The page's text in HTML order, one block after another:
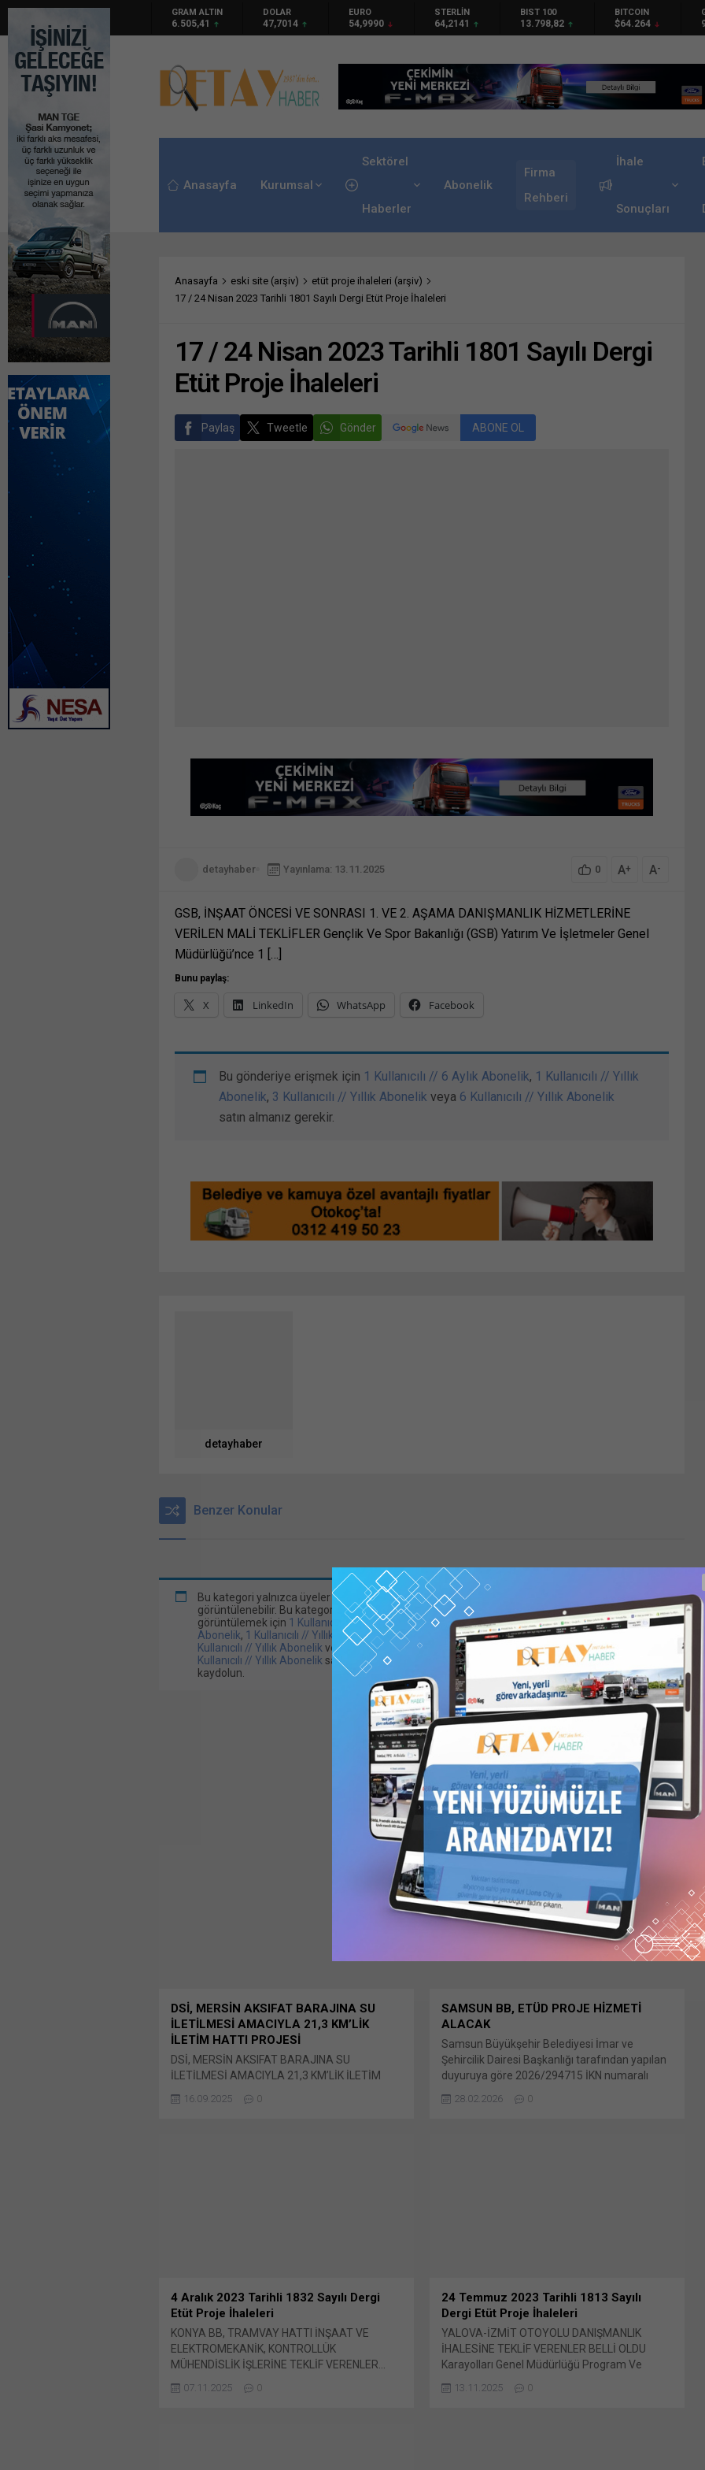
GRAM ALTIN
6.505,41
DOLAR
47,7014
EURO
54,9990
STERLİN
64,2141
BIST 100
13.798,82
BITCOIN
$64.264
Anasayfa Kurumsal
Sektörel
Haberler
Abonelik
Firma
Rehberi
İhale
Sonuçları
Anasayfa eski site (arşiv)
etüt proje ihaleleri (arşiv)
17 / 24 Nisan 2023 Tarihli 1801 Sayılı Dergi Etüt Proje İhaleleri
17 / 24 Nisan 2023 Tarihli 1801 Sayılı Dergi
Etüt Proje İhaleleri
Paylaş Tweetle Gönder ABONE OL
detayhaber Yayınlama: 13.11.2025 0 A+ A-
GSB, İNŞAAT ÖNCESİ VE SONRASI 1. VE 2. AŞAMA DANIŞMANLIK HİZMETLERİNE
VERİLEN MALİ TEKLİFLER Gençlik Ve Spor Bakanlığı (GSB) Yatırım Ve İşletmeler Genel
Müdürlüğü’nce 1 […]
Bunu paylaş:
X LinkedIn WhatsApp Facebook
Bu gönderiye erişmek için 1 Kullanıcılı // 6 Aylık Abonelik, 1 Kullanıcılı // Yıllık
Abonelik, 3 Kullanıcılı // Yıllık Abonelik veya 6 Kullanıcılı // Yıllık Abonelik
satın almanız gerekir.
detayhaber
Benzer Konular
Bu kategori yalnızca üyeler tarafından
görüntülenebilir. Bu kategoriyi
görüntülemek için 1 Kullanıcılı // 6 Aylık
Abonelik, 1 Kullanıcılı // Yıllık Abonelik,3
Kullanıcılı // Yıllık Abonelikveya
6
Kullanıcılı // Yıllık Aboneliksatın alarak
kaydolun.
6 Ekim 2025 Tarihli 1924 Sayılı Dergi Etüt
Proje İhaleleri
KARS AKKAYA OVASI VE KARS ARPAÇAY
OVASI SULAMASI YENİLEME PLANLAMA
MÜHENDİSLİK HİZMETLERİ İÇİN ÖN YETERLİK
DUYURULARI Firmalar, ön yeterlik başvuru
evraklarını 17 Ekim 2025 tarihine Bunu paylaş:
X'te paylaşmak için tıklayın (Yeni pencerede
açılır) X Linkedln üzerinden paylaşmak için
tıklayın (Yeni pencerede açılır) LinkedIn
WhatsApp'ta paylaşmak için tıklayın (Yeni
pencerede açılır) WhatsApp Facebook'ta
paylaşmak için tıklayın (Yeni...
22.10.2025 0
DSİ, MERSİN AKSIFAT BARAJINA SU
İLETİLMESİ AMACIYLA 21,3 KM’LİK
İLETİM HATTI PROJESİ
DSİ, MERSİN AKSIFAT BARAJINA SU
İLETİLMESİ AMACIYLA 21,3 KM’LİK İLETİM
Müdürlüğü Barajlar Ve HES Dairesi
16.09.2025 0
SAMSUN BB, ETÜD PROJE HİZMETİ
ALACAK
Samsun Büyükşehir Belediyesi İmar ve
Şehircilik Dairesi Başkanlığı tarafından yapılan
duyuruya göre 2026/294715 İKN numaralı
Sınırları Dahilinde 1/50000 Bunu paylaş: X'te
28.02.2026 0
4 Aralık 2023 Tarihli 1832 Sayılı Dergi
Etüt Proje İhaleleri
KONYA BB, TRAMVAY HATTI İNŞAAT VE
ELEKTROMEKANİK, KONTROLLÜK
MÜHENDİSLİK İŞLERİNE TEKLİF VERENLER…
Başkanlığı’nca 6 Eylül 2023 tarihinde
07.11.2025 0
24 Temmuz 2023 Tarihli 1813 Sayılı
Dergi Etüt Proje İhaleleri
YALOVA-İZMİT OTOYOLU DANIŞMANLIK
İHALESİNE TEKLİF VERENLER BELLİ OLDU
Karayolları Genel Müdürlüğü Program Ve
tarihinde firmalardan ön yeterlik başvuruları
13.11.2025 0